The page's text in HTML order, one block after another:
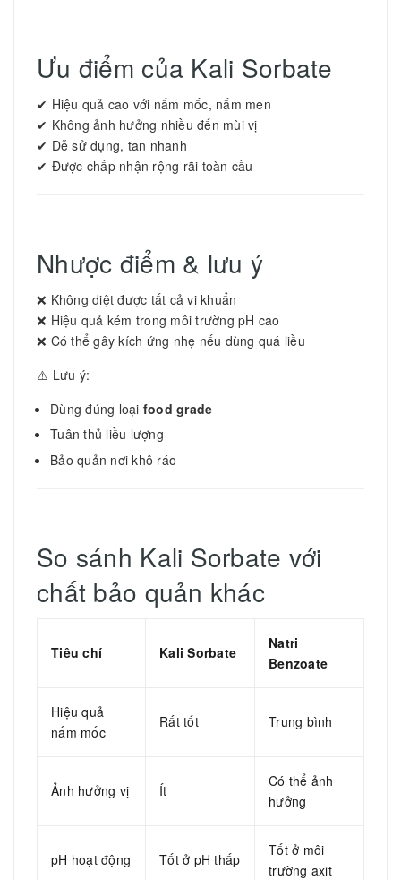
Ưu điểm của Kali Sorbate
✔ Hiệu quả cao với nấm mốc, nấm men
✔ Không ảnh hưởng nhiều đến mùi vị
✔ Dễ sử dụng, tan nhanh
✔ Được chấp nhận rộng rãi toàn cầu
Nhược điểm & lưu ý
❌ Không diệt được tất cả vi khuẩn
❌ Hiệu quả kém trong môi trường pH cao
❌ Có thể gây kích ứng nhẹ nếu dùng quá liều
⚠️ Lưu ý:
Dùng đúng loại food grade
Tuân thủ liều lượng
Bảo quản nơi khô ráo
So sánh Kali Sorbate với
chất bảo quản khác
Tiêu chí Kali Sorbate
Natri
Benzoate
Hiệu quả
nấm mốc
Rất tốt Trung bình
Ảnh hưởng vị Ít
Có thể ảnh
hưởng
pH hoạt động Tốt ở pH thấp
Tốt ở môi
trường axit